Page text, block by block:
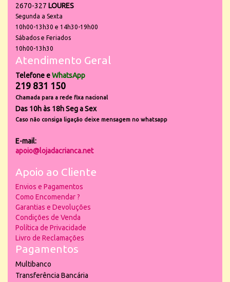
2670-327 LOURES
Segunda a Sexta
10h00-13h30 e 14h30-19h00
Sábados e Feriados
10h00-13h30
Atendimento Geral
Telefone eWhatsApp
219 831 150
Chamada para a rede fixa nacional
Das 10h às 18h Seg a Sex
Caso não consiga ligação deixe mensagem no whatsapp
E-mail:
apoio@lojadacrianca.net
Apoio ao Cliente
Envios e Pagamentos
Como Encomendar ?
Garantias e Devoluções
Condições de Venda
Política de Privacidade
Livro de Reclamações
Pagamentos
Multibanco
Transferência Bancária